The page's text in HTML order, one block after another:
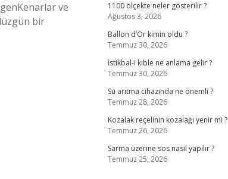
ve
bir
1100 ölçekte neler gösterilir ?
Ağustos 3, 2026
Ballon d’Or kimin oldu ?
Temmuz 30, 2026
İstikbal-i kıble ne anlama gelir ?
Temmuz 30, 2026
Su arıtma cihazında ne önemli ?
Temmuz 28, 2026
Kozalak reçelinin kozalağı yenir mi ?
Temmuz 26, 2026
Sarma üzerine sos nasıl yapılır ?
Temmuz 25, 2026